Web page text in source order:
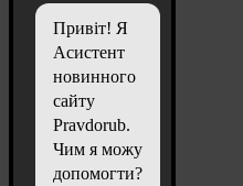
Привіт! Я
Асистент
новинного
сайту
Pravdorub.
Чим я можу
допомогти?